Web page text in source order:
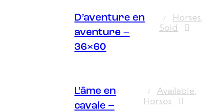
Horses,
Sold
D’aventure en
aventure –
36×60
Available,
Horses
L’âme en
cavale –